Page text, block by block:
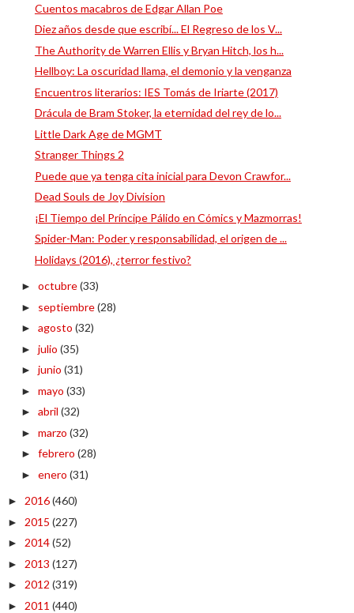
Cuentos macabros de Edgar Allan Poe
Diez años desde que escribí... El Regreso de los V...
The Authority de Warren Ellis y Bryan Hitch, los h...
Hellboy: La oscuridad llama, el demonio y la venganza
Encuentros literarios: IES Tomás de Iriarte (2017)
Drácula de Bram Stoker, la eternidad del rey de lo...
Little Dark Age de MGMT
Stranger Things 2
Puede que ya tenga cita inicial para Devon Crawfor...
Dead Souls de Joy Division
¡El Tiempo del Príncipe Pálido en Cómics y Mazmorras!
Spider-Man: Poder y responsabilidad, el origen de ...
Holidays (2016), ¿terror festivo?
► octubre(33)
► septiembre(28)
► agosto (32)
► julio (35)
► junio (31)
► mayo (33)
► abril (32)
► marzo (32)
► febrero (28)
► enero (31)
► 2016(460)
► 2015 (227)
► 2014(52)
► 2013 (127)
► 2012 (319)
► 2011 (440)